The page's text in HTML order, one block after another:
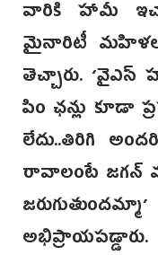
వారికి హామీ
మైనారిటీ మహిళలు
తెచ్చారు.
పిం ఛన్లు కూడా
లేదు..తిరిగి
రావాలంటే జగన్